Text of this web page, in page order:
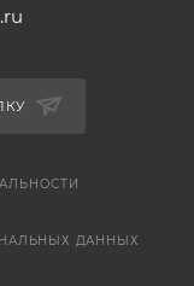
ДАННЫХ